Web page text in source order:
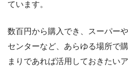
ています。
数百円から購入でき、スーパー
センターなど、あらゆる場所で
まりであれば活用しておきたい